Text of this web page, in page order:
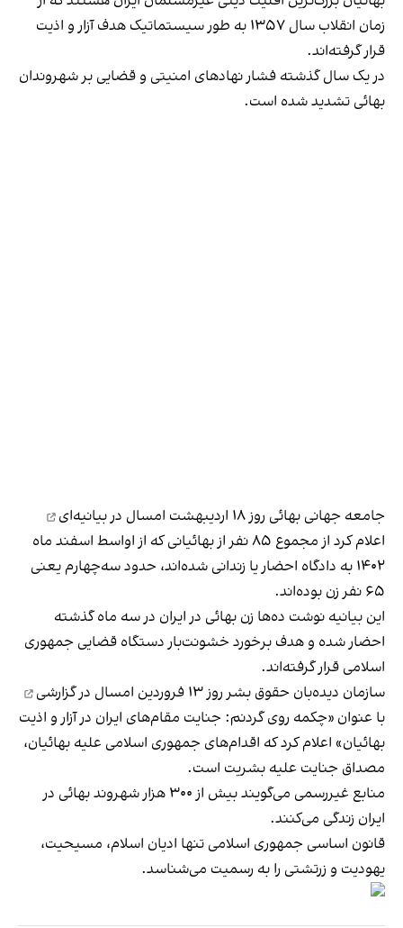
زمان انقلاب سال ۱۳۵۷ به طور سیستماتیک هدف آزار و اذیت
قرار گرفته‌اند.
در یک سال گذشته فشار نهادهای امنیتی و قضایی بر شهروندان
بهائی تشدید شده است.
جامعه جهانی بهائی روز ۱۸ اردیبهشت امسال در
بیانیه‌ای
اعلام کرد از مجموع ۸۵ نفر از بهائیانی که از اواسط اسفند‌ ماه
۱۴۰۲ به دادگاه احضار یا زندانی شده‌اند، حدود سه‌چهارم یعنی
۶۵ نفر زن بوده‌اند.
این بیانیه نوشت ده‌ها زن بهائی در ایران در سه ماه گذشته
احضار شده و هدف برخورد خشونت‌بار دستگاه قضایی جمهوری
اسلامی قرار گرفته‌اند.
سازمان دیده‌بان حقوق بشر روز ۱۳ فروردین امسال در
گزارشی
با عنوان «چکمه روی گردنم: جنایت مقام‌های ایران در آزار و اذیت
بهائیان» اعلام کرد که اقدام‌های جمهوری اسلامی علیه بهائیان،
مصداق جنایت علیه بشریت است.
منابع غیررسمی می‌گویند بیش از ۳۰۰ هزار شهروند بهائی در
ایران زندگی می‌کنند.
قانون اساسی جمهوری اسلامی تنها ادیان اسلام، مسیحیت،
یهودیت و زرتشتی‌ را به رسمیت می‌شناسد.